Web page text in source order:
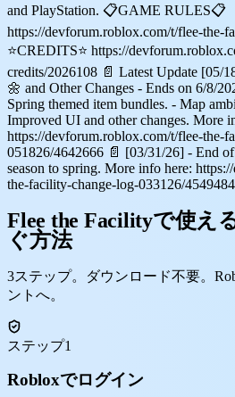
and PlayStation. 📋GAME RULES📋
https://devforum.roblox.com/t/flee-the-
⭐CREDITS⭐ https://
credits/2026108 📄 Latest Update [05/
🌼 and Other Changes - Ends on 6/8/
Spring themed item bundles. - Map
Improved UI and other changes. More
https://devforum.roblox.com/t/flee-the-
051826/4642666 📄 [03/31/26] - End
season to spring. More info here:
the-facility-change-log-033126/4549484
Flee the Facilityで使え
ぐ方法
3ステップ。ダウンロード不要。
ントへ。
ステップ1
Robloxでログイン